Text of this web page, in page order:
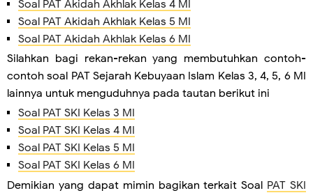
Soal PAT Akidah Akhlak Kelas 4 MI
Soal PAT Akidah Akhlak Kelas 5 MI
Soal PAT Akidah Akhlak Kelas 6 MI
Silahkan bagi rekan-rekan yang membutuhkan contoh-
contoh soal PAT Sejarah Kebuyaan Islam Kelas 3, 4, 5, 6 MI
lainnya untuk menguduhnya pada tautan berikut ini
Soal PAT SKI Kelas 3 MI
Soal PAT SKI Kelas 4 MI
Soal PAT SKI Kelas 5 MI
Soal PAT SKI Kelas 6 MI
Demikian yang dapat mimin bagikan terkait Soal PAT SKI